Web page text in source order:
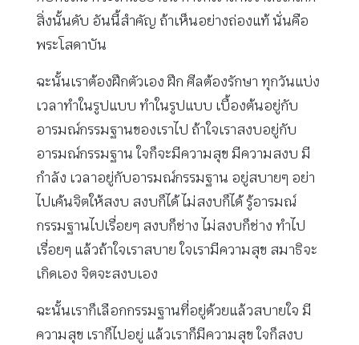
สิ่งนั้นดับ อันนี้สำคัญ ถ้าเห็นอย่างถ่องแท้ นั่นคือ
พระโสดาบัน
ฉะนั้นเราต้องฝึกตัวเอง ฝึก ศีลต้องรักษา ทุกวันแบ่ง
เวลาทำในรูปแบบ ทำในรูปแบบ เบื้องต้นอยู่กับ
อารมณ์กรรมฐานของเราไป ถ้าใจเราสงบอยู่กับ
อารมณ์กรรมฐาน ใจก็จะมีความสุข มีความสงบ มี
กำลัง เวลาอยู่กับอารมณ์กรรมฐาน อยู่สบายๆ อย่า
ไปเค้นจิตให้สงบ สงบก็ได้ ไม่สงบก็ได้ รู้อารมณ์
กรรมฐานไปเรื่อยๆ สงบก็ช่าง ไม่สงบก็ช่าง ทำไป
เรื่อยๆ แล้วถ้าใจเราสบาย ใจเรามีความสุข สมาธิจะ
เกิดเอง จิตจะสงบเอง
ฉะนั้นเราก็เลือกกรรมฐานที่อยู่ด้วยแล้วสบายใจ มี
ความสุข เราก็ไปอยู่ แล้วเราก็มีความสุข ใจก็สงบ